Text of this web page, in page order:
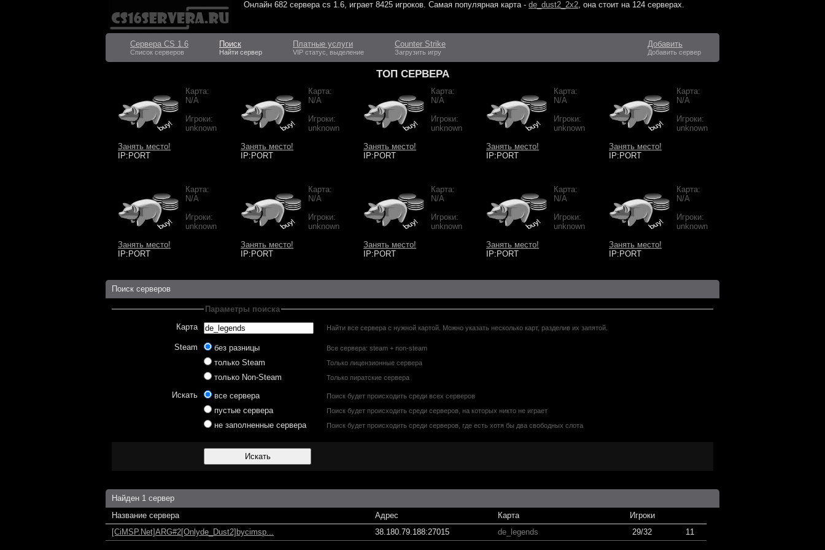
Онлайн 682 сервера cs 1.6, играет 8425 игроков. Самая популярная карта - de_dust2_2x2, она стоит на 124 серверах.
Сервера CS 1.6
Список серверов
Поиск
Найти сервер
Платные услуги
VIP статус, выделение
Counter Strike
Загрузить игру
Добавить
Добавить сервер
ТОП СЕРВЕРА
Карта:
N/A
Игроки:
unknown
Занять место!
IP:PORT
Карта:
N/A
Игроки:
unknown
Занять место!
IP:PORT
Карта:
N/A
Игроки:
unknown
Занять место!
IP:PORT
Карта:
N/A
Игроки:
unknown
Занять место!
IP:PORT
Карта:
N/A
Игроки:
unknown
Занять место!
IP:PORT
Карта:
N/A
Игроки:
unknown
Занять место!
IP:PORT
Карта:
N/A
Игроки:
unknown
Занять место!
IP:PORT
Карта:
N/A
Игроки:
unknown
Занять место!
IP:PORT
Карта:
N/A
Игроки:
unknown
Занять место!
IP:PORT
Карта:
N/A
Игроки:
unknown
Занять место!
IP:PORT
Поиск серверов
Параметры поиска
Карта
Найти все сервера с нужной картой. Можно указать несколько карт, разделив их запятой.
Steam без разницы Все сервера: steam + non-steam
только Steam Только лицензионные сервера
только Non-Steam Только пиратские сервера
Искать все сервера Поиск будет происходить среди всех серверов
пустые сервера Поиск будет происходить среди серверов, на которых никто не играет
не заполненные сервера Поиск будет происходить среди серверов, где есть хотя бы два свободных слота
Найден 1 сервер
Название сервера
Адрес Карта
Игроки
[CiMSP.Net]ARG#2[Onlyde_Dust2]bycimsp...
38.180.79.188:27015 de_legends 29/32 11